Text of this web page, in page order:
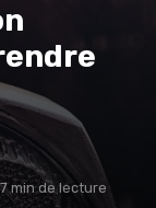
min de lecture